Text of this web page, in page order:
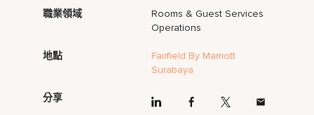
職業領域
Rooms & Guest Services
Operations
地點
Fairfield By Marriott
Surabaya
分享